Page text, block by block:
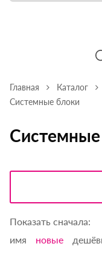
Главная Каталог
Системные блоки
Показать сначала:
имя
новые